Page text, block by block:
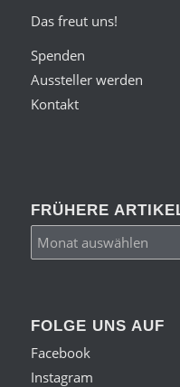
Das freut uns!
Spenden
Aussteller werden
Kontakt
FRÜHERE ARTIKEL
FOLGE UNS AUF
Facebook
Instagram